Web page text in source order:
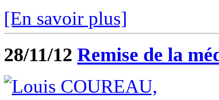
[En savoir plus]
28/11/12 Remise de la